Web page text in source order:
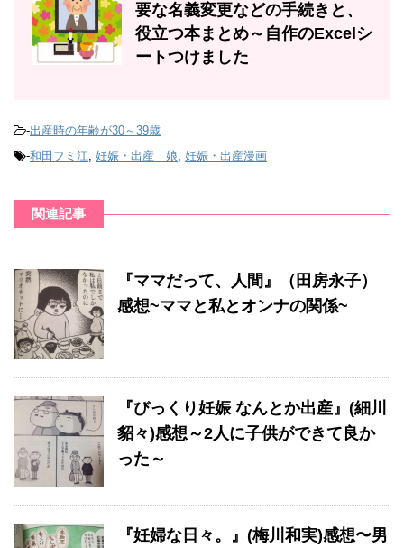
要な名義変更などの手続きと、
役立つ本まとめ～自作のExcelシ
ートつけました
-出産時の年齢が30～39歳
-和田フミ江, 妊娠・出産 娘, 妊娠・出産漫画
関連記事
『ママだって、人間』（田房永子）
感想~ママと私とオンナの関係~
『びっくり妊娠 なんとか出産』(細川
貂々)感想～2人に子供ができて良か
った～
『妊婦な日々。』(梅川和実)感想〜男